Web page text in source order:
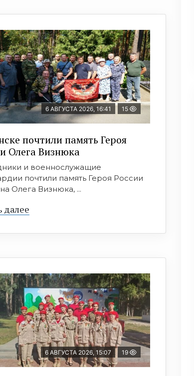
6 АВГУСТА 2026, 16:41 15
почтили память Героя
Олега Визнюка
и военнослужащие
почтили память Героя России
Олега Визнюка, ...
далее
6 АВГУСТА 2026, 15:07 19